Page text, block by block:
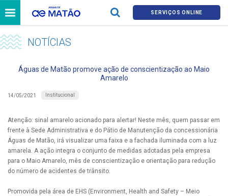
SERVIÇOS ONLINE
NOTÍCIAS
Águas de Matão promove ação de conscientização ao Maio
Amarelo
14/05/2021 Institucional
Atenção: sinal amarelo acionado para alertar! Neste mês, quem passar em
frente à Sede Administrativa e do Pátio de Manutenção da concessionária
Águas de Matão, irá visualizar uma faixa e a fachada iluminada com a luz
amarela. A ação integra o conjunto de medidas adotadas pela empresa
para o Maio Amarelo, mês de conscientização e orientação para redução
do número de acidentes de trânsito.
Promovida pela área de EHS (Environment, Health and Safety – Meio